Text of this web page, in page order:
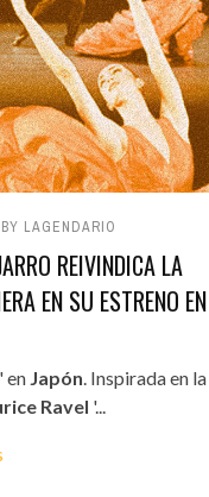
BY LAGENDARIO
REIVINDICA LA
EN SU ESTRENO EN
en Japón. Inspirada en la
Ravel '...